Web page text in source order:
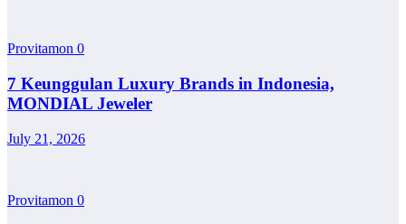
Provitamon 0
7 Keunggulan Luxury Brands in Indonesia,
MONDIAL Jeweler
July 21, 2026
Provitamon 0